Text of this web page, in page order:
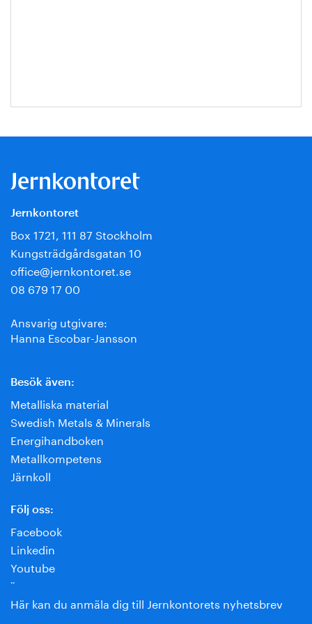
Jernkontoret
Box 1721, 111 87 Stockholm
Kungsträdgårdsgatan 10
office@jernkontoret.se
08 679 17 00
Ansvarig utgivare:
Hanna Escobar-Jansson
Besök även:
Metalliska material
Swedish Metals & Minerals
Energihandboken
Metallkompetens
Järnkoll
Följ oss:
Facebook
Linkedin
Youtube
¨
Här kan du anmäla dig till Jernkontorets nyhetsbrev